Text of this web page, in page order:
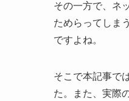
その一方で、ネ
ためらってしま
ですよね。
そこで本記事で
た。また、実際